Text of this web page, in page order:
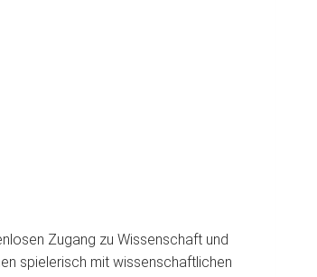
Zugang zu Wissenschaft und
spielerisch mit wissenschaftlichen